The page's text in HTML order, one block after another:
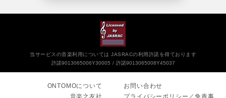
当サービスの音楽利用については JASRACの利用許諾を得ております
許諾9013065006Y30005
許諾9013065008Y45037
ONTOMOについて
音楽之友社
お問い合わせ
プライバシーポリシー／免責事